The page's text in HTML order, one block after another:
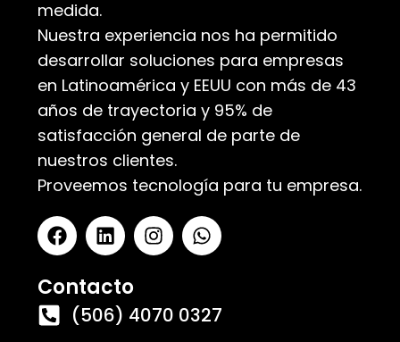
medida.
Nuestra experiencia nos ha permitido
desarrollar soluciones para empresas
en Latinoamérica y EEUU con más de 43
años de trayectoria y 95% de
satisfacción general de parte de
nuestros clientes.
Proveemos tecnología para tu empresa.
Contacto
(506) 4070 0327